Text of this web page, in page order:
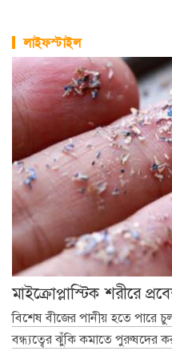
লাইফস্টাইল
মাইক্রোপ্লাস্টিক শরীরে
বিশেষ বীজের পানীয় হতে পারে
বন্ধ্যত্বের ঝুঁকি কমাতে পুরুষদের